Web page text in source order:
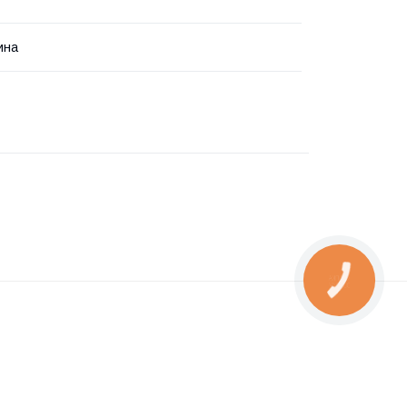
КНОПКА
ЗВ'ЯЗКУ